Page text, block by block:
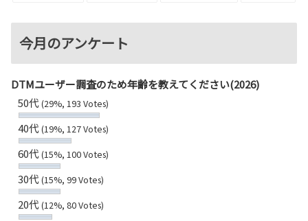
今月のアンケート
DTMユーザー調査のため年齢を教えてください(2026)
50代(29%, 193 Votes)
40代(19%, 127 Votes)
60代(15%, 100 Votes)
30代(15%, 99 Votes)
20代(12%, 80 Votes)